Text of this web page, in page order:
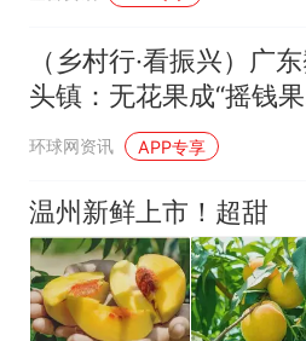
（乡村行·看振兴）广
头镇：无花果成“摇钱果
铺就乡村致富路
环球网资讯 APP专享
温州新鲜上市！超甜